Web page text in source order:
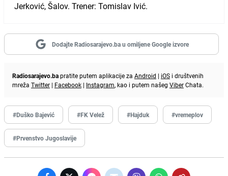
Jerković, Šalov. Trener: Tomislav Ivić.
Dodajte Radiosarajevo.ba u omiljene Google izvore
Radiosarajevo.bapratite putem aplikacije za Android | iOS i društvenih
mreža Twitter | Facebook | Instagram, kao i putem našeg ViberChata.
#Duško Bajević #FK Velež #Hajduk #vremeplov
#Prvenstvo Jugoslavije